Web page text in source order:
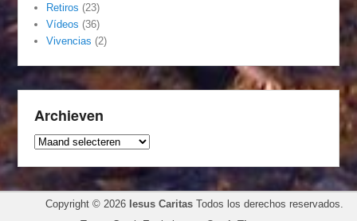
Retiros (23)
Vídeos (36)
Vivencias (2)
Archieven
Archieven
Copyright © 2026 Iesus Caritas Todos los derechos reservados.